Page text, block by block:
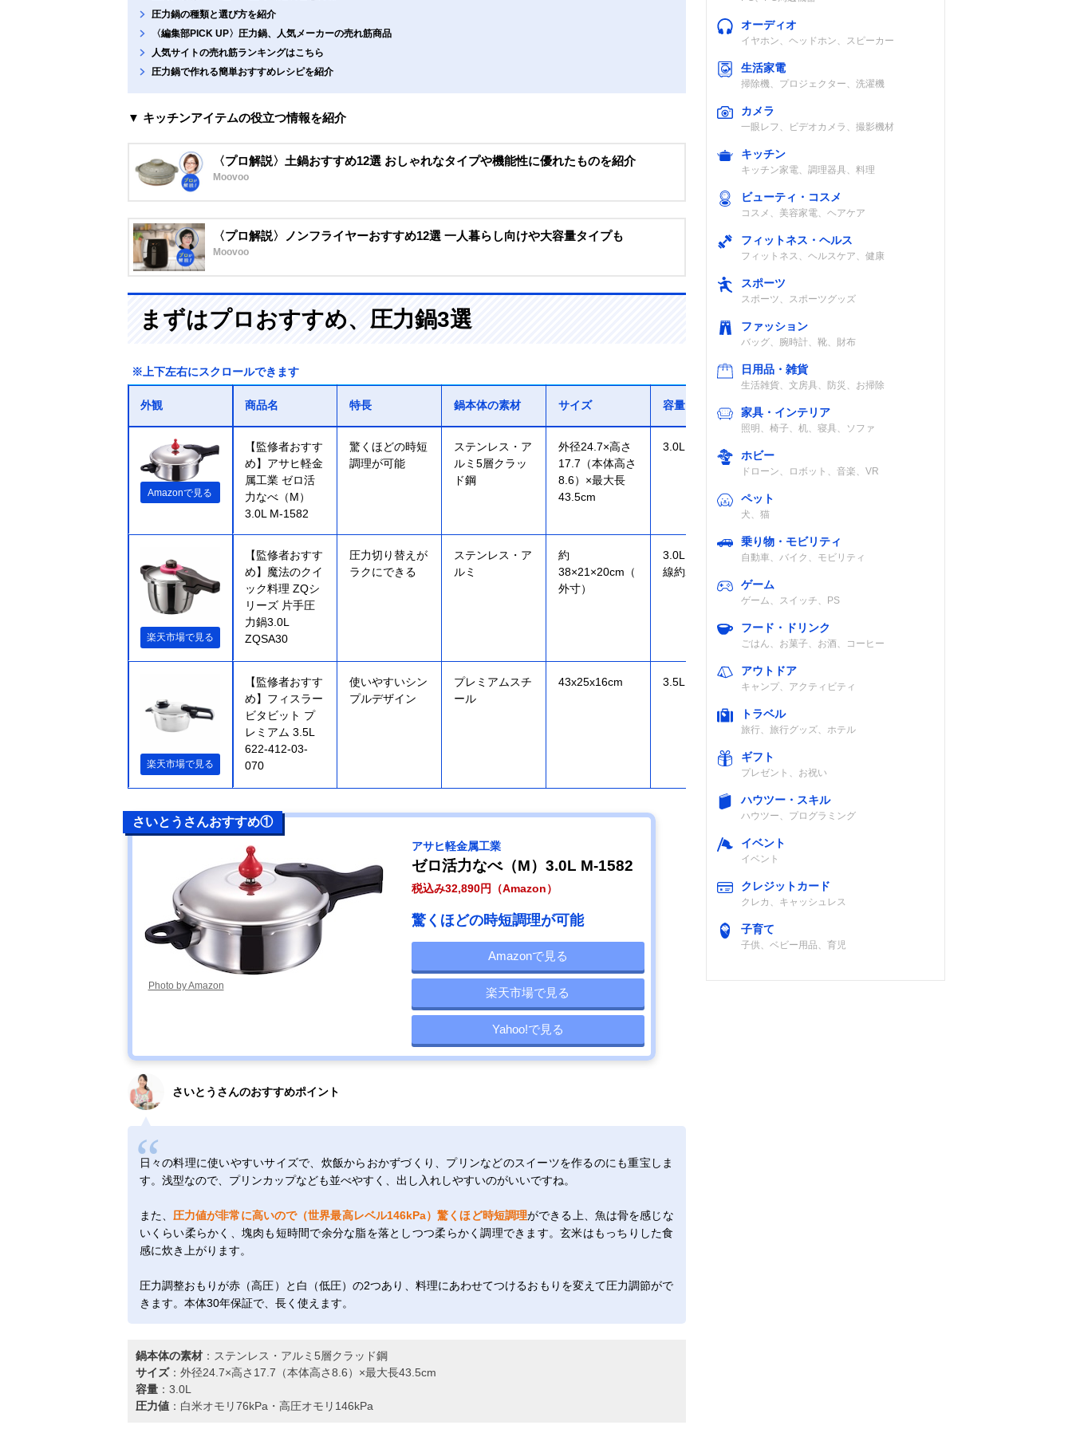
圧力鍋の種類と選び方を紹介
〈編集部PICK UP〉圧力鍋、人気メーカーの売れ筋商品
人気サイトの売れ筋ランキングはこちら
圧力鍋で作れる簡単おすすめレシピを紹介
▼ キッチンアイテムの役立つ情報を紹介
〈プロ解説〉土鍋おすすめ12選 おしゃれなタイプや機能性に優れたものを紹介
Moovoo
〈プロ解説〉ノンフライヤーおすすめ12選 一人暮らし向けや大容量タイプも
Moovoo
まずはプロおすすめ、圧力鍋3選
※上下左右にスクロールできます
外観 商品名 特長 鍋本体の素材 サイズ 容量 圧力値
Amazonで見る
【監修者おすす
め】アサヒ軽金
属工業 ゼロ活
力なべ（M）
3.0L M-1582
驚くほどの時短
調理が可能
ステンレス・ア
ルミ5層クラッ
ド鋼
外径24.7×高さ
17.7（本体高さ
8.6）×最大長
43.5cm
3.0L
モリ146kPa
楽天市場で見る
【監修者おすす
め】魔法のクイ
ック料理 ZQシ
リーズ 片手圧
力鍋3.0L
ZQSA30
圧力切り替えが
ラクにできる
ステンレス・ア
ルミ
約
38×21×20cm（
外寸）
3.0L（最高水位
線約2.0L）
高圧80kPa・超
楽天市場で見る
【監修者おすす
め】フィスラー
ビタビット プ
レミアム 3.5L
622-412-03-
070
使いやすいシン
プルデザイン
プレミアムスチ
ール
43x25x16cm 3.5L 記載未確認
さいとうさんおすすめ①
Photo by Amazon
アサヒ軽金属工業
ゼロ活力なべ（M）3.0L M-1582
税込み32,890円（Amazon）
驚くほどの時短調理が可能
Amazonで見る
楽天市場で見る
Yahoo!で見る
さいとうさんのおすすめポイント
日々の料理に使いやすいサイズで、炊飯からおかずづくり、プリンなどのスイーツを作るのにも重宝しま
す。浅型なので、プリンカップなども並べやすく、出し入れしやすいのがいいですね。
また、 圧力値が非常に高いので（世界最高レベル146kPa）驚くほど時短調理ができる上、魚は骨を感じな
いくらい柔らかく、塊肉も短時間で余分な脂を落としつつ柔らかく調理できます。玄米はもっちりした食
感に炊き上がります。
圧力調整おもりが赤（高圧）と白（低圧）の2つあり、料理にあわせてつけるおもりを変えて圧力調節がで
きます。本体30年保証で、長く使えます。
鍋本体の素材：ステンレス・アルミ5層クラッド鋼
サイズ：外径24.7×高さ17.7（本体高さ8.6）×最大長43.5cm
容量：3.0L
圧力値：白米オモリ76kPa・高圧オモリ146kPa
オーディオ
イヤホン、ヘッドホン、スピーカー
生活家電
掃除機、プロジェクター、洗濯機
カメラ
一眼レフ、ビデオカメラ、撮影機材
キッチン
キッチン家電、調理器具、料理
ビューティ・コスメ
コスメ、美容家電、ヘアケア
フィットネス・ヘルス
フィットネス、ヘルスケア、健康
スポーツ
スポーツ、スポーツグッズ
ファッション
バッグ、腕時計、靴、財布
日用品・雑貨
生活雑貨、文房具、防災、お掃除
家具・インテリア
照明、椅子、机、寝具、ソファ
ホビー
ドローン、ロボット、音楽、VR
ペット
犬、猫
乗り物・モビリティ
自動車、バイク、モビリティ
ゲーム
ゲーム、スイッチ、PS
フード・ドリンク
ごはん、お菓子、お酒、コーヒー
アウトドア
キャンプ、アクティビティ
トラベル
旅行、旅行グッズ、ホテル
ギフト
プレゼント、お祝い
ハウツー・スキル
ハウツー、プログラミング
イベント
イベント
クレジットカード
クレカ、キャッシュレス
子育て
子供、ベビー用品、育児